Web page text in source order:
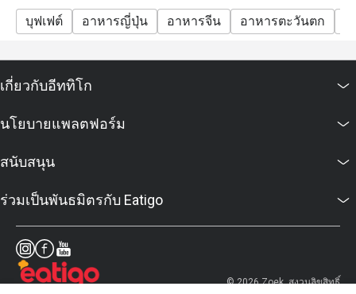
บุฟเฟต์ อาหารญี่ปุ่น อาหารจีน อาหารตะวันตก
เกี่ยวกับอีททิโก
นโยบายแพลตฟอร์ม
สนับสนุน
ร่วมเป็นพันธมิตรกับ Eatigo
© 2026 Zoek. สงวนลิขสิทธิ์